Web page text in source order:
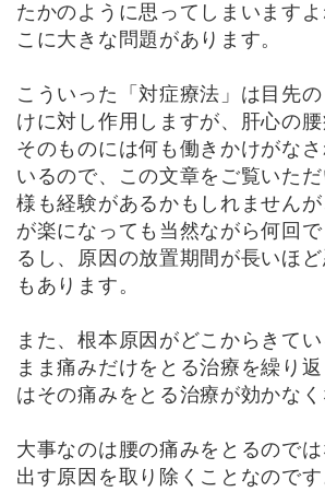
たかのように思ってしまいます
こに大きな問題があります。
こういった「対症療法」は目先
けに対し作用しますが、肝心の
そのものには何も働きかけがな
いるので、この文章をご覧いた
様も経験があるかもしれません
が楽になっても当然ながら何回
るし、原因の放置期間が長いほ
もあります。
また、根本原因がどこからきて
まま痛みだけをとる治療を繰り
はその痛みをとる治療が効かなく
大事なのは腰の痛みをとるので
出す原因を取り除くことなのです